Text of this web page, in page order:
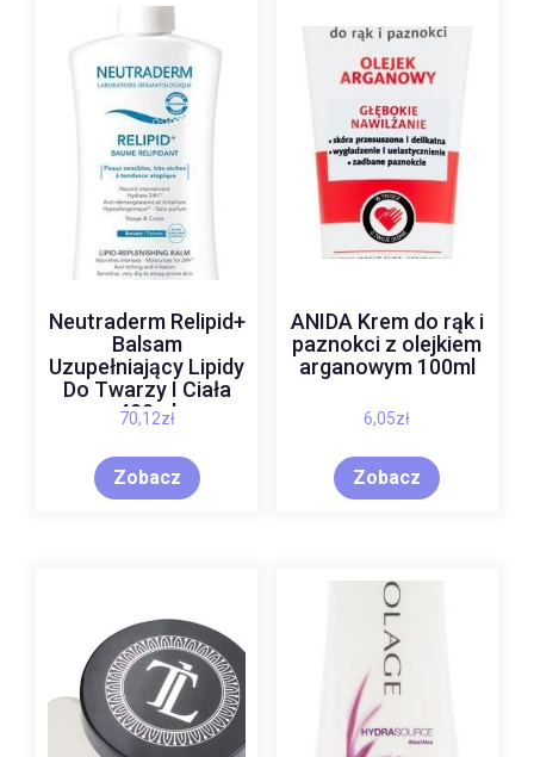
Neutraderm Relipid+
Balsam
Uzupełniający Lipidy
Do Twarzy I Ciała
400ml
70,12zł
Zobacz
ANIDA Krem do rąk i
paznokci z olejkiem
arganowym 100ml
6,05zł
Zobacz